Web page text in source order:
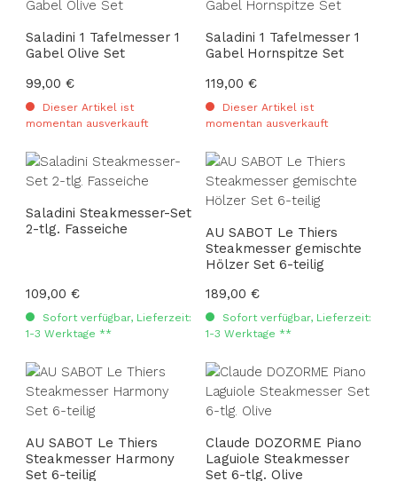
Saladini 1 Tafelmesser 1
Gabel Olive Set
Regulärer Preis:
99,00 €
Dieser Artikel ist
momentan ausverkauft
Saladini 1 Tafelmesser 1
Gabel Hornspitze Set
Regulärer Preis:
119,00 €
Dieser Artikel ist
momentan ausverkauft
Saladini Steakmesser-Set
2-tlg. Fasseiche
Regulärer Preis:
109,00 €
Sofort verfügbar, Lieferzeit:
1-3 Werktage **
AU SABOT Le Thiers
Steakmesser gemischte
Hölzer Set 6-teilig
Regulärer Preis:
189,00 €
Sofort verfügbar, Lieferzeit:
1-3 Werktage **
AU SABOT Le Thiers
Steakmesser Harmony
Set 6-teilig
Claude DOZORME Piano
Laguiole Steakmesser
Set 6-tlg. Olive